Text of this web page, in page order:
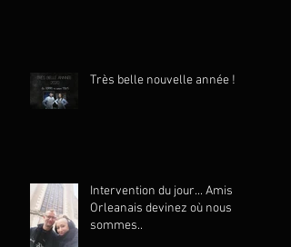
Très belle nouvelle année !
Intervention du jour... Amis
Orleanais devinez où nous
sommes..